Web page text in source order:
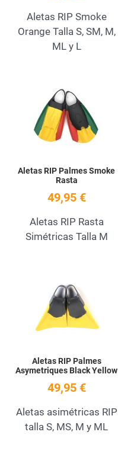
Aletas RIP Smoke
Orange Talla S, SM, M,
ML y L
Aletas RIP Palmes Smoke
Rasta
49,95 €
Aletas RIP Rasta
Simétricas Talla M
Aletas RIP Palmes
Asymetriques Black Yellow
49,95 €
Aletas asimétricas RIP
talla S, MS, M y ML